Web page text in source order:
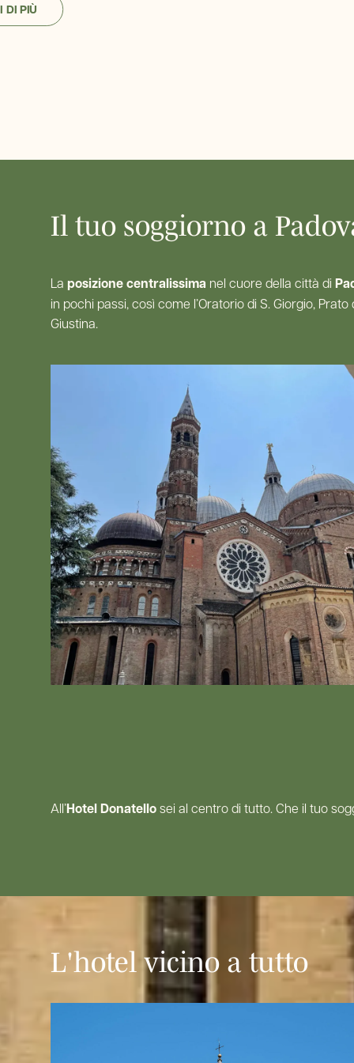
DI PIÙ
Il tuo soggiorno a
La posizione centralissima nel cuore della città di
in pochi passi, così come l’Oratorio di S. Giorgio,
Giustina.
All’Hotel Donatellosei al centro di tutto. Che il tuo
L'hotel vicino a tutto